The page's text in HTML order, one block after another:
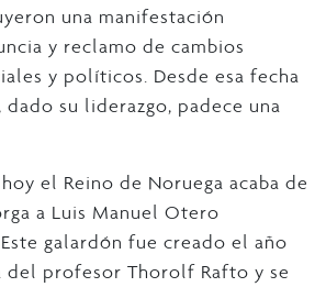
una manifestación
y reclamo de cambios
y políticos. Desde esa fecha
su liderazgo, padece una
el Reino de Noruega acaba de
a Luis Manuel Otero
galardón fue creado el año
del profesor Thorolf Rafto y se